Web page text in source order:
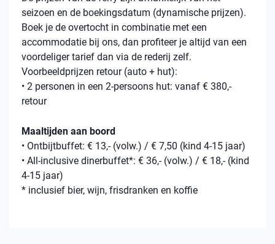
seizoen en de boekingsdatum (dynamische prijzen).
Boek je de overtocht in combinatie met een
accommodatie bij ons, dan profiteer je altijd van een
voordeliger tarief dan via de rederij zelf.
Voorbeeldprijzen retour (auto + hut):
• 2 personen in een 2-persoons hut: vanaf € 380,-
retour
Maaltijden aan boord
• Ontbijtbuffet: € 13,- (volw.) / € 7,50 (kind 4-15 jaar)
• All-inclusive dinerbuffet*: € 36,- (volw.) / € 18,- (kind
4-15 jaar)
* inclusief bier, wijn, frisdranken en koffie